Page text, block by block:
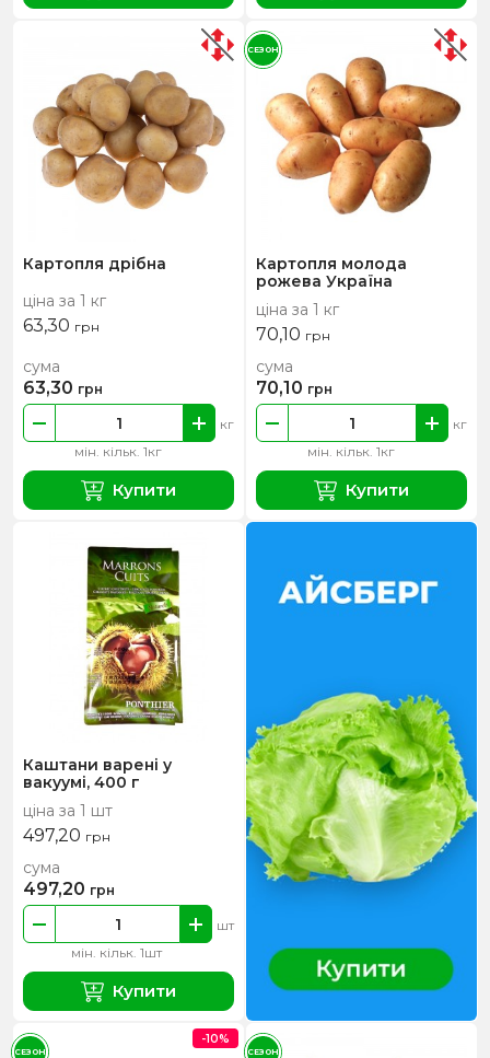
Картопля дрібна
ціна за 1 кг
63,30 грн
мін. кільк. 1кг
кг
сума
63,30 грн
Купити
Картопля молода
рожева Україна
ціна за 1 кг
70,10 грн
мін. кільк. 1кг
кг
сума
70,10 грн
Купити
СЕЗОН
Каштани варені у
вакуумі, 400 г
ціна за 1 шт
497,20 грн
мін. кільк. 1шт
шт
сума
497,20 грн
Купити
-10%
СЕЗОН СЕЗОН